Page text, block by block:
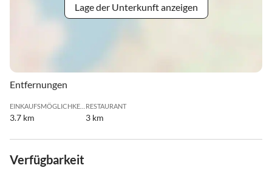
Lage der Unterkunft anzeigen
Entfernungen
3.7 km
RESTAURANT
3 km
Verfügbarkeit